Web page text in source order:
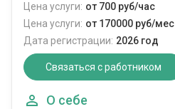
Цена услуги: от 700 руб/час
Цена услуги: от 170000 руб/мес
Дата регистрации: 2026 год
Связаться с работником
О себе